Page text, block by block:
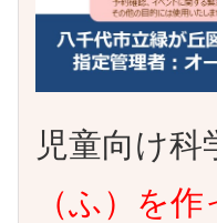
児童向け科
（ふ）を